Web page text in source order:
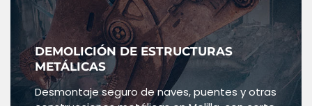
DEMOLICIÓN DE ESTRUCTURAS
METÁLICAS
Desmontaje seguro de naves, puentes y otras